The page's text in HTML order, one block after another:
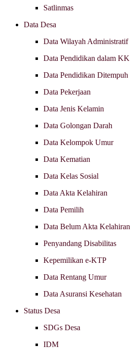
Satlinmas
Data Desa
Data Wilayah Administratif
Data Pendidikan dalam KK
Data Pendidikan Ditempuh
Data Pekerjaan
Data Jenis Kelamin
Data Golongan Darah
Data Kelompok Umur
Data Kematian
Data Kelas Sosial
Data Akta Kelahiran
Data Pemilih
Data Belum Akta Kelahiran
Penyandang Disabilitas
Kepemilikan e-KTP
Data Rentang Umur
Data Asuransi Kesehatan
Status Desa
SDGs Desa
IDM